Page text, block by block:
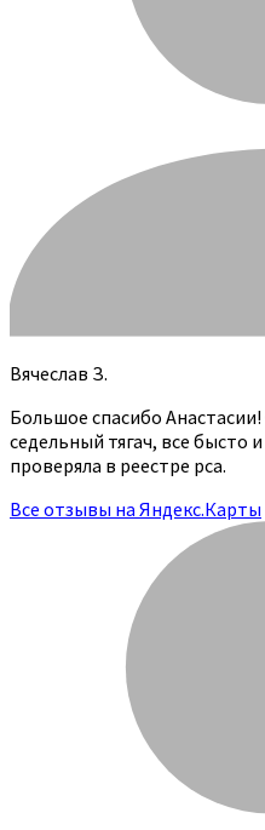
Вячеслав З.
Большое спасибо Анастасии!
седельный тягач, все бысто
проверяла в реестре рса.
Все отзывы на Яндекс.Карты